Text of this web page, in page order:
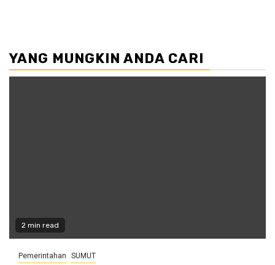
YANG MUNGKIN ANDA CARI
2 min read
Pemerintahan SUMUT